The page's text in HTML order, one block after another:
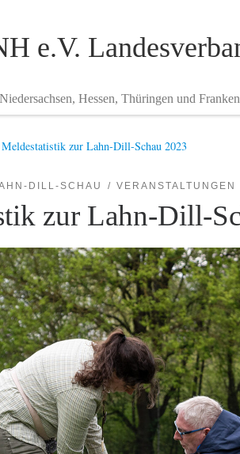
e.V.
Hessen, Thüringen und Franken
Meldestatistik zur Lahn-Dill-Schau 2023
DILL-SCHAU VERANSTALTUNGEN
zur Lahn-Dill-